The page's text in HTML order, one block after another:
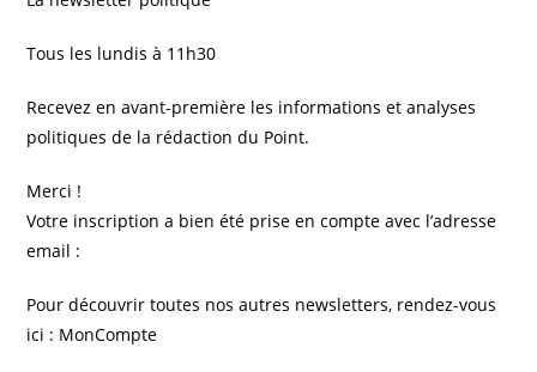
Tous les lundis à 11h30
Recevez en avant-première les informations et analyses
politiques de la rédaction du Point.
Merci !
Votre inscription a bien été prise en compte avec l’adresse
email :
Pour découvrir toutes nos autres newsletters, rendez-vous
ici : MonCompte